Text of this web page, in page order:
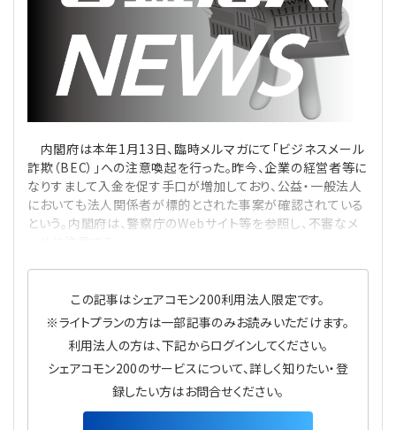
登記関連
定款関連
法改正-法人運営
インボイス
電子帳簿保存法
法改正-労務
個人情報
法改正-法務
資産運用
IT
論壇
カレンダー
NEWS・TOPIC・特報
【連載】会計相談室
【連載】公益法人運営実務の処方箋
【連載】公益法人会計検定試験一問一答
【連載】公益法人制度のリアル
【連載】これからの時代の資産運用
【連載】採用・定着・育成のための人事戦略
【連載】事例に学ぶ立入検査で想定される指摘事項
【連載】シェアコモン200 誌上相談室
【連載】実務と税務のポイント
【連載】事務局だよりPLUS
無料記事
公益・一般法人オンラインとは
登録案内
プライバシーポリシー
内閣府は本年1月13日、臨時メルマガにて「ビジネスメール
詐欺（BEC）」への注意喚起を行った。昨今、企業の経営者等に
なりすまして入金を促す手口が増加しており、公益・一般法人
においても法人関係者が標的とされた事案が確認されている
という。内閣府は、警察庁のWebサイト等を参照し、不審なメ
この記事はシェアコモン200利用法人限定です。
※ライトプランの方は一部記事のみお読みいただけます。
利用法人の方は、下記からログインしてください。
シェアコモン200のサービスについて、詳しく知りたい・登
録したい方はお問合せください。